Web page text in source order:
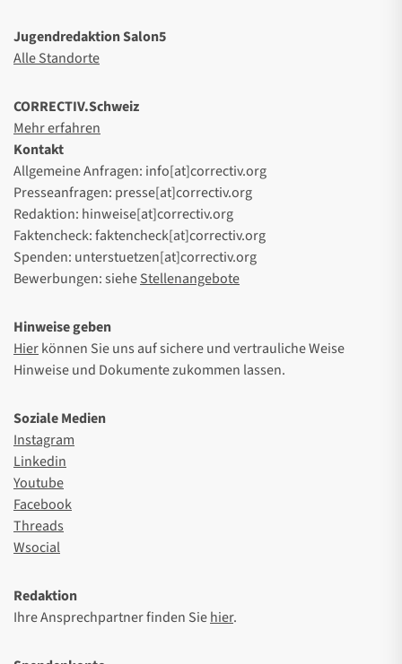
Jugendredaktion Salon5
Alle Standorte
CORRECTIV.Schweiz
Mehr erfahren
Kontakt
Allgemeine Anfragen: info[at]correctiv.org
Presseanfragen: presse[at]correctiv.org
Redaktion: hinweise[at]correctiv.org
Faktencheck: faktencheck[at]correctiv.org
Spenden: unterstuetzen[at]correctiv.org
Bewerbungen: sieheStellenangebote
Hinweise geben
Hierkönnen Sie uns auf sichere und vertrauliche Weise
Hinweise und Dokumente zukommen lassen.
Soziale Medien
Instagram
Linkedin
Youtube
Facebook
Threads
Wsocial
Redaktion
Ihre Ansprechpartner finden Siehier.